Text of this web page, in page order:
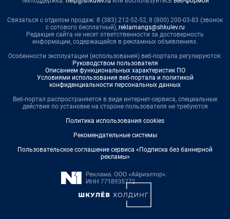
Связаться с отделом продаж: 8 (383) 212-52-52, 8 (800) 200-03-83 (звонок
с сотового бесплатный), reklamangs@shkulev.ru
Редакция сайта не несет ответственности за достоверность
информации, содержащейся в рекламных объявлениях.
Особенности эксплуатации (использования) веб-портала регулируются:
Руководством пользователя
Описанием функциональных характеристик ПО
Условиями использования веб-портала и политикой
конфиденциальности персональных данных
Веб-портал распространяется в виде интернет-сервиса, специальные
действия по установке на стороне пользователя не требуются
Политика использования cookies
Рекомендательные системы
Пользовательское соглашение сервиса «Подписка без баннерной
рекламы»